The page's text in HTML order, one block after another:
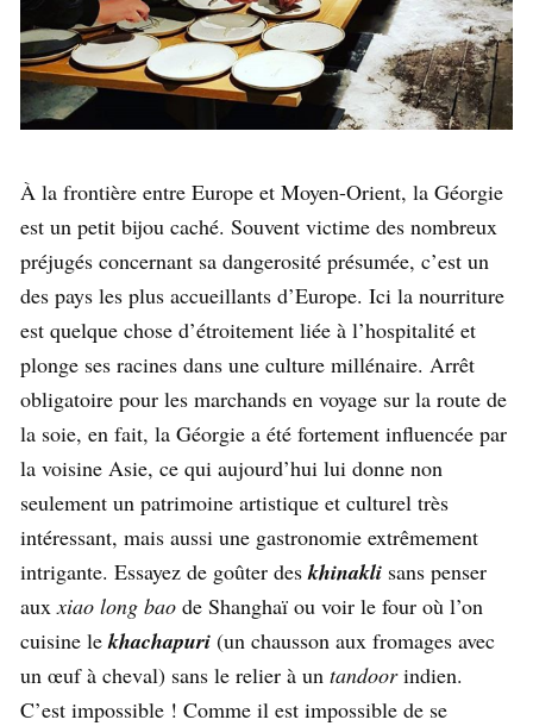
À la frontière entre Europe et Moyen-Orient, la Géorgie
est un petit bijou caché. Souvent victime des nombreux
préjugés concernant sa dangerosité présumée, c’est un
des pays les plus accueillants d’Europe. Ici la nourriture
est quelque chose d’étroitement liée à l’hospitalité et
plonge ses racines dans une culture millénaire. Arrêt
obligatoire pour les marchands en voyage sur la route de
la soie, en fait, la Géorgie a été fortement influencée par
la voisine Asie, ce qui aujourd’hui lui donne non
seulement un patrimoine artistique et culturel très
intéressant, mais aussi une gastronomie extrêmement
intrigante. Essayez de goûter deskhinakli sans penser
auxxiao long bao de Shanghaï ou voir le four où l’on
cuisine lekhachapuri (un chausson aux fromages avec
un œuf à cheval) sans le relier à un tandoorindien.
C’est impossible ! Comme il est impossible de se